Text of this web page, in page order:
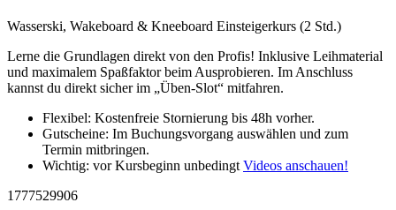
Wasserski, Wakeboard & Kneeboard Einsteigerkurs (2 Std.)
Lerne die Grundlagen direkt von den Profis! Inklusive Leihmaterial
und maximalem Spaßfaktor beim Ausprobieren. Im Anschluss
kannst du direkt sicher im „Üben-Slot“ mitfahren.
Flexibel: Kostenfreie Stornierung bis 48h vorher.
Gutscheine: Im Buchungsvorgang auswählen und zum
Termin mitbringen.
Wichtig: vor Kursbeginn unbedingt Videos anschauen!
1777529906